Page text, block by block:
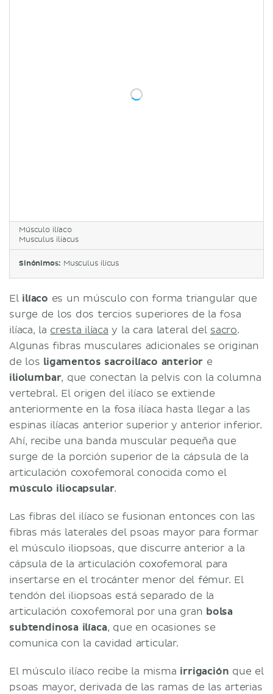
Músculo ilíaco
Musculus iliacus
Sinónimos: Musculus ilicus
El ilíaco es un músculo con forma triangular que
surge de los dos tercios superiores de la fosa
ilíaca, la cresta ilíaca y la cara lateral del sacro.
Algunas fibras musculares adicionales se originan
de los ligamentos sacroilíaco anterior e
iliolumbar, que conectan la pelvis con la columna
vertebral. El origen del ilíaco se extiende
anteriormente en la fosa ilíaca hasta llegar a las
espinas ilíacas anterior superior y anterior inferior.
Ahí, recibe una banda muscular pequeña que
surge de la porción superior de la cápsula de la
articulación coxofemoral conocida como el
músculo iliocapsular.
Las fibras del ilíaco se fusionan entonces con las
fibras más laterales del psoas mayor para formar
el músculo iliopsoas, que discurre anterior a la
cápsula de la articulación coxofemoral para
insertarse en el trocánter menor del fémur. El
tendón del iliopsoas está separado de la
articulación coxofemoral por una gran bolsa
subtendinosa ilíaca, que en ocasiones se
comunica con la cavidad articular.
El músculo ilíaco recibe la misma irrigación que el
psoas mayor, derivada de las ramas de las arterias